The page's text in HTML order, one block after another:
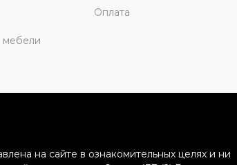
мебели
Оплата
на сайте в ознакомительных целях и ни